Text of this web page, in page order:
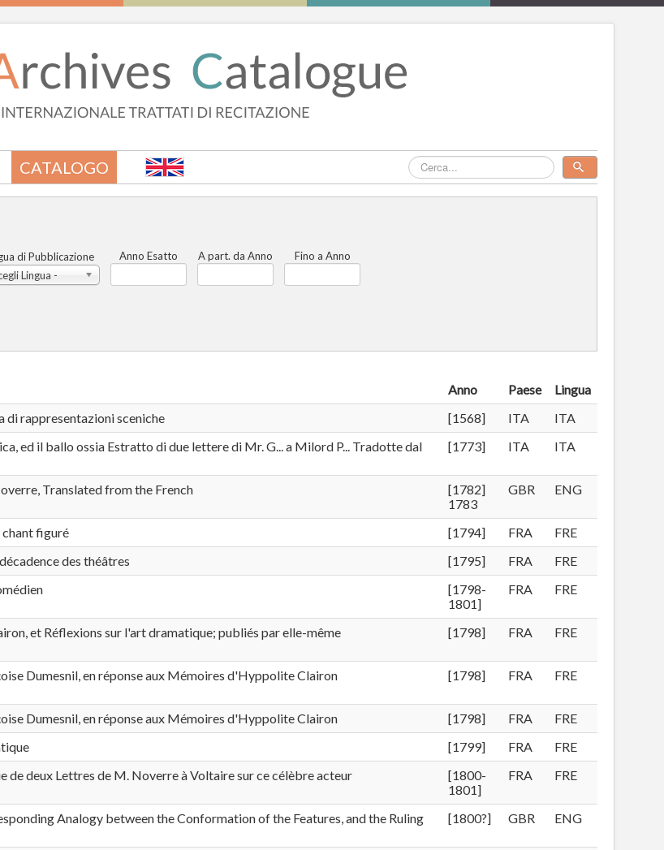
CATALOGO
di Pubblicazione
Lingua -
Anno Esatto A part. da Anno Fino a Anno
Anno Paese
Lingua
rappresentazioni sceniche [1568] ITA
ITA
ed il ballo ossia Estratto di due lettere di Mr. G... a Milord P... Tradotte dal
[1773] ITA ITA
Translated from the French
[1782]
1783
GBR ENG
chant figuré [1794] FRA
FRE
des théâtres [1795] FRA
FRE
[1798-
1801]
FRA FRE
et Réflexions sur l'art dramatique; publiés par elle-même [1798] FRA FRE
Dumesnil, en réponse aux Mémoires d'Hyppolite Clairon [1798] FRA FRE
Dumesnil, en réponse aux Mémoires d'Hyppolite Clairon [1798] FRA
FRE
[1799] FRA
FRE
de deux Lettres de M. Noverre à Voltaire sur ce célèbre acteur
[1800-
1801]
FRA FRE
Analogy between the Conformation of the Features, and the Ruling
[1800?] GBR ENG